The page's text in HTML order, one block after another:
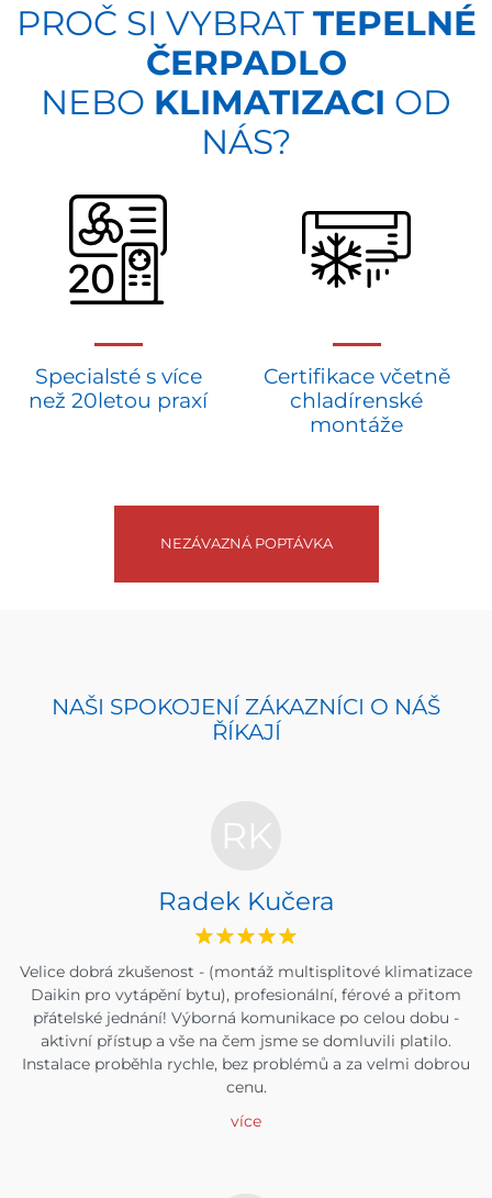
PROČ SI VYBRAT TEPELNÉ
ČERPADLO
NEBO KLIMATIZACI OD
NÁS?
Specialsté s více
než 20letou praxí
Certifikace včetně
chladírenské
montáže
NEZÁVAZNÁ POPTÁVKA
NAŠI SPOKOJENÍ ZÁKAZNÍCI O NÁŠ
ŘÍKAJÍ
RK
Radek Kučera
Velice dobrá zkušenost - (montáž multisplitové klimatizace
Daikin pro vytápění bytu), profesionální, férové a přitom
přátelské jednání! Výborná komunikace po celou dobu -
aktivní přístup a vše na čem jsme se domluvili platilo.
Instalace proběhla rychle, bez problémů a za velmi dobrou
cenu.
více